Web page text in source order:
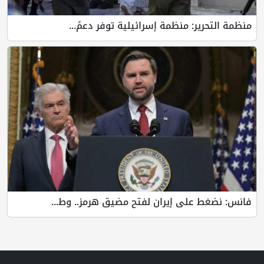
منظمة إسرائيلية توفر دعمً...
على إيران لفتح مضيق هرمز.. وط...